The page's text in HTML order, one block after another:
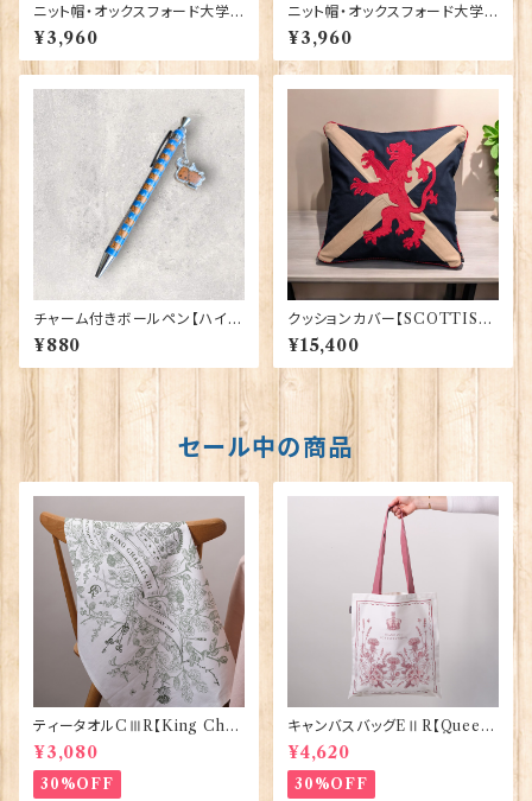
ニット帽・オックスフォード大学
【グレー】 00217
¥3,960
ニット帽・オックスフォード大学
【ネイビー】 00216
¥3,960
チャーム付きボールペン【ハイラ
ンド・カウ】Euro Stick 90394
¥880
クッションカバー【SCOTTISH
LION】Woven Magic 40165
¥15,400
セール中の商品
ティータオルCⅢR【King Char
lesⅢ Coronation】Victoria
Eggs 50129
¥3,080
30%OFF
キャンバスバッグEⅡR【Queen
ElizabethⅡ Commemorativ
e】Victoria Eggs 90332
¥4,620
30%OFF